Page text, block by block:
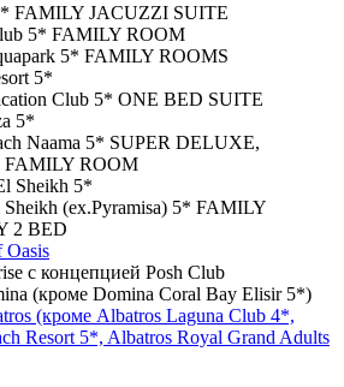
FAMILY JACUZZI SUITE
5* FAMILY ROOM
5* FAMILY ROOMS
5*
Club 5* ONE BED SUITE
5*
Naama 5* SUPER DELUXE,
ROOM
Sheikh 5*
(ex.Pyramisa) 5* FAMILY
2 BED
Oasis
с концепцией Posh Club
(кроме Domina Coral Bay Elisir 5*)
(кроме Albatros Laguna Club 4*,
Resort 5*, Albatros Royal Grand Adults